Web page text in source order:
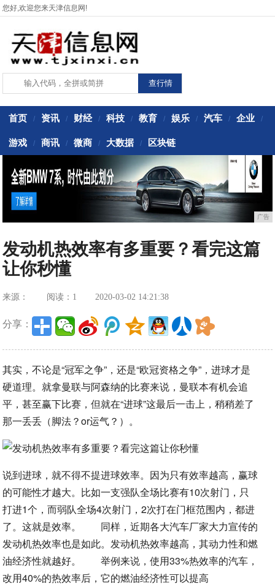
您好,欢迎您来天津信息网!
首页 / 资讯 / 财经 / 科技 / 教育 / 娱乐 / 汽车 / 企业 /
游戏 / 商讯 / 微商 / 大数据 / 区块链
广告
发动机热效率有多重要？看完这篇
让你秒懂
来源： 阅读：1 2020-03-02 14:21:38
分享：
其实，不论是“冠军之争”，还是“欧冠资格之争”，进球才是
硬道理。就拿曼联与阿森纳的比赛来说，曼联本有机会追
平，甚至赢下比赛，但就在“进球”这最后一击上，稍稍差了
那一丢丢（脚法？or运气？）。
说到进球，就不得不提进球效率。因为只有效率越高，赢球
的可能性才越大。比如一支强队全场比赛有10次射门，只
打进1个，而弱队全场4次射门，2次打在门框范围内，都进
了。这就是效率。 同样，近期各大汽车厂家大力宣传的
发动机热效率也是如此。发动机热效率越高，其动力性和燃
油经济性就越好。 举例来说，使用33%热效率的汽车，
改用40%的热效率后，它的燃油经济性可以提高